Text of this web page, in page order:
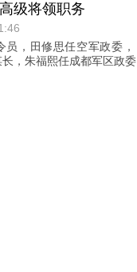
级将领职务
员，田修思任空军政委，
，朱福熙任成都军区政委